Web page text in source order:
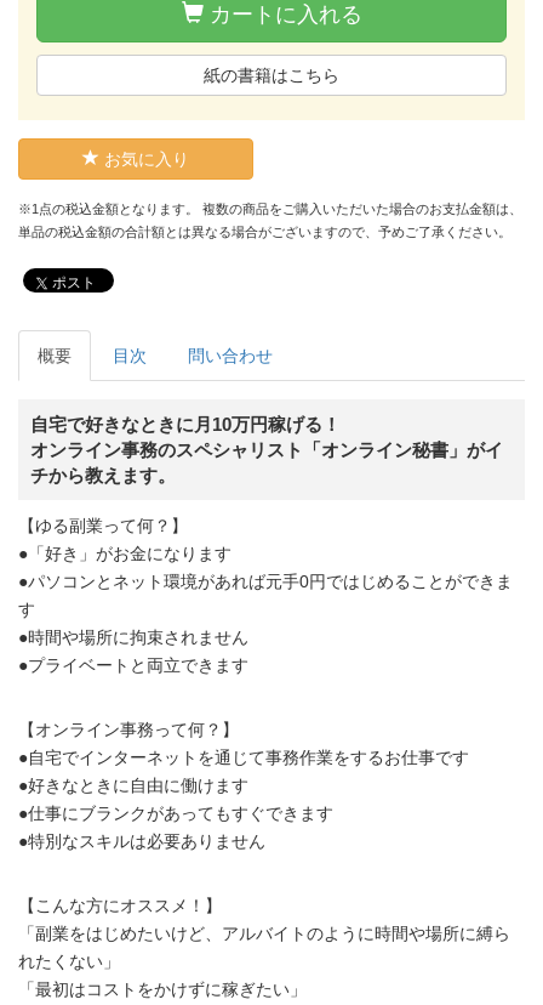
カートに入れる
紙の書籍はこちら
お気に入り
※1点の税込金額となります。 複数の商品をご購入いただいた場合のお支払金額は、
単品の税込金額の合計額とは異なる場合がございますので、予めご了承ください。
ポスト
概要 目次 問い合わせ
自宅で好きなときに月10万円稼げる！
オンライン事務のスペシャリスト「オンライン秘書」がイ
チから教えます。
【ゆる副業って何？】
●「好き」がお金になります
●パソコンとネット環境があれば元手0円ではじめることができま
す
●時間や場所に拘束されません
●プライベートと両立できます
【オンライン事務って何？】
●自宅でインターネットを通じて事務作業をするお仕事です
●好きなときに自由に働けます
●仕事にブランクがあってもすぐできます
●特別なスキルは必要ありません
【こんな方にオススメ！】
「副業をはじめたいけど、アルバイトのように時間や場所に縛ら
れたくない」
「最初はコストをかけずに稼ぎたい」